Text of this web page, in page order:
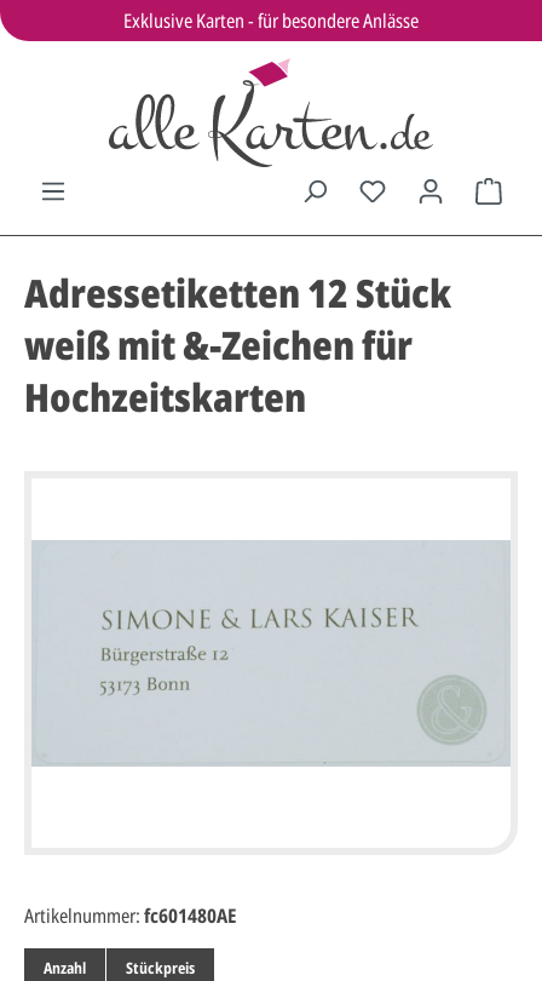
Exklusive Karten - für besondere Anlässe
Adressetiketten 12 Stück
weiß mit &-Zeichen für
Hochzeitskarten
Anzahl
Stückpreis
Artikelnummer:fc601480AE